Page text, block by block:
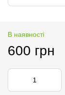
В наявності
600 грн